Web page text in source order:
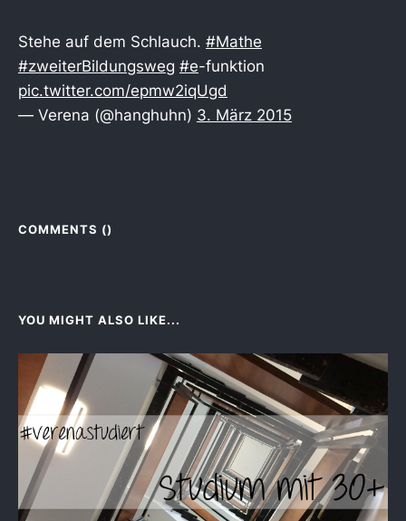
Stehe auf dem Schlauch. #Mathe
#zweiterBildungsweg #e-funktion
pic.twitter.com/epmw2iqUgd
— Verena (@hanghuhn) 3. März 2015
COMMENTS ()
YOU MIGHT ALSO LIKE...